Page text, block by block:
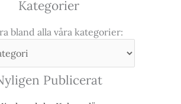
Kategorier
bland alla våra kategorier:
Publicerat